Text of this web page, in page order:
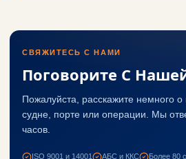
СВЯЖИТЕСЬ С НАМИ
Поговорите С
Пожалуйста, расскажите немного
судне, порте или операции. Мы
часов.
ISO 9001 и 14001 АБС и ККС Более 80